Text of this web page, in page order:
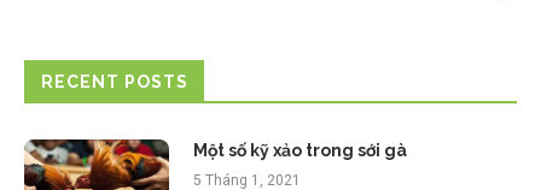
RECENT POSTS
Một số kỹ xảo trong sới gà
5 Tháng 1, 2021